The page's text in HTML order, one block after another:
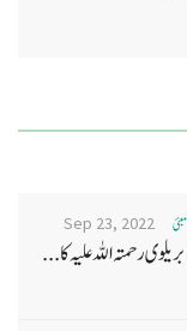
Sep 23, 2022
ی رحمتہ اللہ علیہ کا...